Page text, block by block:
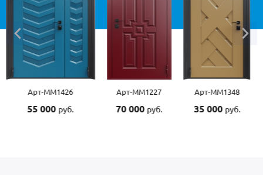
Арт-ММ1426
55 000 руб.
Арт-ММ1227
70 000 руб.
Арт-ММ1348
35 000 руб.